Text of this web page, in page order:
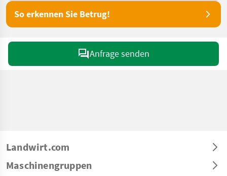
So erkennen Sie Betrug!
Anfrage senden
Landwirt.com
Maschinengruppen